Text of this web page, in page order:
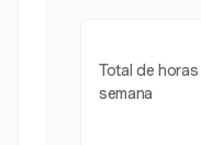
Total de
semana